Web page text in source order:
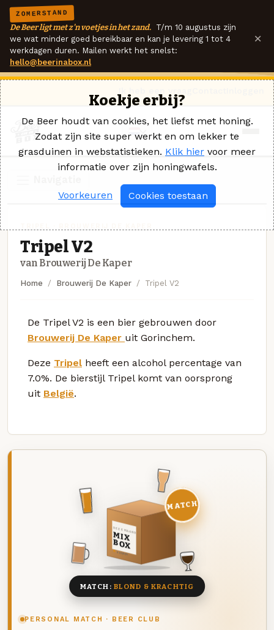
ZOMERSTAND
De Beer ligt met z'n voetjes in het zand. T/m 10 augustus zijn
we wat minder goed bereikbaar en kan je levering 1 tot 4
werkdagen duren. Mailen werkt het snelst:
hello@beerinabox.nl
×
Tripel V2
van Brouwerij De Kaper
Home Brouwerij De Kaper Tripel V2
De Tripel V2 is een bier gebrouwen door
Brouwerij De Kaper uit Gorinchem.
Deze Tripel heeft een alcohol percentage van
7.0%. De bierstijl Tripel komt van oorsprong
uit België.
PERSONAL MATCH · BEER CLUB
DEZE MAAND
MIX
BOX
8 BIEREN
MATCH
MATCH: BLOND & KRACHTIG
Koekje erbij?
De Beer houdt van cookies, het liefst met honing.
Zodat zijn site super werkt en om lekker te
grasduinen in webstatistieken. Klik hier voor meer
informatie over zijn honingwafels.
Voorkeuren Cookies toestaan